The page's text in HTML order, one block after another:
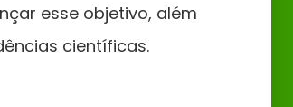
esse objetivo, além
científicas.